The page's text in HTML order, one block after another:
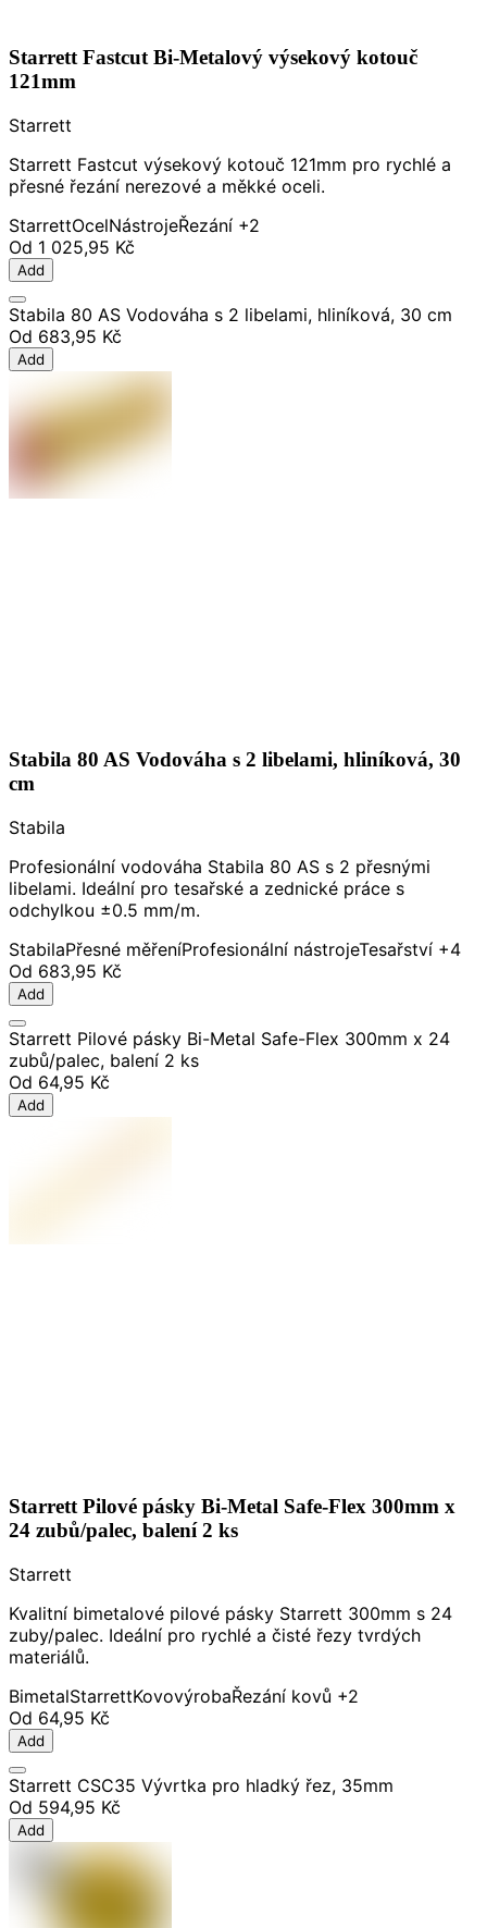
Starrett Fastcut Bi-Metalový výsekový kotouč
121mm
Starrett
Starrett Fastcut výsekový kotouč 121mm pro rychlé a
přesné řezání nerezové a měkké oceli.
StarrettOcelNástrojeŘezání +2
Od 1 025,95 Kč
Add
Stabila 80 AS Vodováha s 2 libelami, hliníková, 30 cm
Od 683,95 Kč
Add
Stabila 80 AS Vodováha s 2 libelami, hliníková, 30
cm
Stabila
Profesionální vodováha Stabila 80 AS s 2 přesnými
libelami. Ideální pro tesařské a zednické práce s
odchylkou ±0.5 mm/m.
StabilaPřesné měřeníProfesionální nástrojeTesařství +4
Od 683,95 Kč
Add
Starrett Pilové pásky Bi-Metal Safe-Flex 300mm x 24
zubů/palec, balení 2 ks
Od 64,95 Kč
Add
Starrett Pilové pásky Bi-Metal Safe-Flex 300mm x
24 zubů/palec, balení 2 ks
Starrett
Kvalitní bimetalové pilové pásky Starrett 300mm s 24
zuby/palec. Ideální pro rychlé a čisté řezy tvrdých
materiálů.
BimetalStarrettKovovýrobaŘezání kovů +2
Od 64,95 Kč
Add
Starrett CSC35 Vývrtka pro hladký řez, 35mm
Od 594,95 Kč
Add